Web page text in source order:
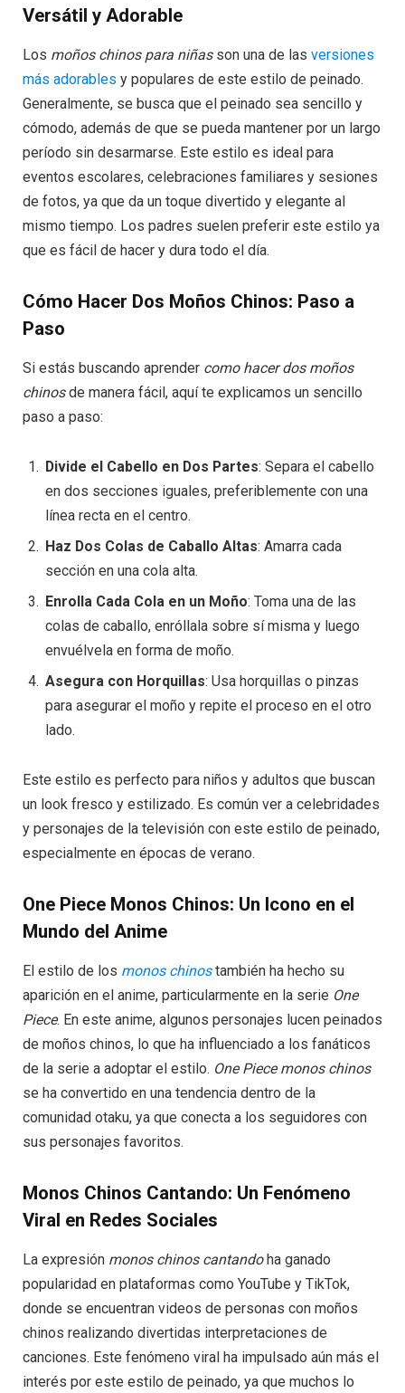
Versátil y Adorable
Los moños chinos para niñasson una de las versiones
más adorables y populares de este estilo de peinado.
Generalmente, se busca que el peinado sea sencillo y
cómodo, además de que se pueda mantener por un largo
período sin desarmarse. Este estilo es ideal para
eventos escolares, celebraciones familiares y sesiones
de fotos, ya que da un toque divertido y elegante al
mismo tiempo. Los padres suelen preferir este estilo ya
que es fácil de hacer y dura todo el día.
Cómo Hacer Dos Moños Chinos: Paso a
Paso
Si estás buscando aprender como hacer dos moños
chinosde manera fácil, aquí te explicamos un sencillo
paso a paso:
Divide el Cabello en Dos Partes: Separa el cabello
en dos secciones iguales, preferiblemente con una
línea recta en el centro.
Haz Dos Colas de Caballo Altas: Amarra cada
sección en una cola alta.
Enrolla Cada Cola en un Moño: Toma una de las
colas de caballo, enróllala sobre sí misma y luego
envuélvela en forma de moño.
Asegura con Horquillas: Usa horquillas o pinzas
para asegurar el moño y repite el proceso en el otro
lado.
Este estilo es perfecto para niños y adultos que buscan
un look fresco y estilizado. Es común ver a celebridades
y personajes de la televisión con este estilo de peinado,
especialmente en épocas de verano.
One Piece Monos Chinos: Un Icono en el
Mundo del Anime
El estilo de los monos chinostambién ha hecho su
aparición en el anime, particularmente en la serie One
Piece. En este anime, algunos personajes lucen peinados
de moños chinos, lo que ha influenciado a los fanáticos
de la serie a adoptar el estilo. One Piece monos chinos
se ha convertido en una tendencia dentro de la
comunidad otaku, ya que conecta a los seguidores con
sus personajes favoritos.
Monos Chinos Cantando: Un Fenómeno
Viral en Redes Sociales
La expresión monos chinos cantandoha ganado
popularidad en plataformas como YouTube y TikTok,
donde se encuentran videos de personas con moños
chinos realizando divertidas interpretaciones de
canciones. Este fenómeno viral ha impulsado aún más el
interés por este estilo de peinado, ya que muchos lo